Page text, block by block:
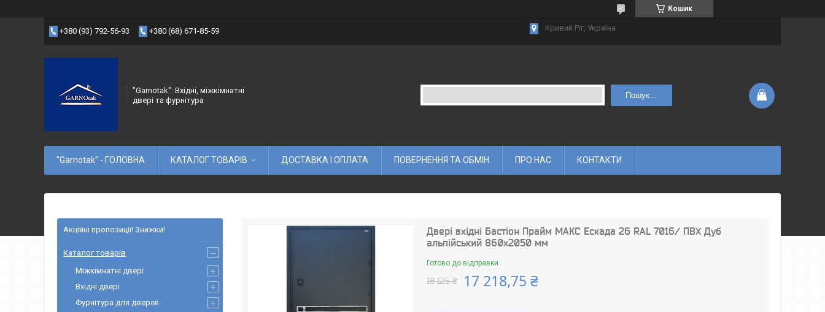
Кошик
+380 (93) 792-56-93 +380 (68) 671-85-59 Кривий Ріг, Україна
"Garnotak": Вхідні, міжкімнатні
двері та фурнітура
Пошук...
"Garnotak" - ГОЛОВНА КАТАЛОГ ТОВАРІВ ДОСТАВКА І ОПЛАТА ПОВЕРНЕННЯ ТА ОБМІН ПРО НАС КОНТАКТИ
Двері вхідні Бастіон Прайм МАКС Ескада 26 RAL 7016/ ПВХ Дуб
альпійський 860х2050 мм
Готово до відправки
18 125 ₴ 17 218,75 ₴
Акційні пропозиції! Знижки!
Каталог товарів
Міжкімнатні двері
Вхідні двері
Фурнітура для дверей